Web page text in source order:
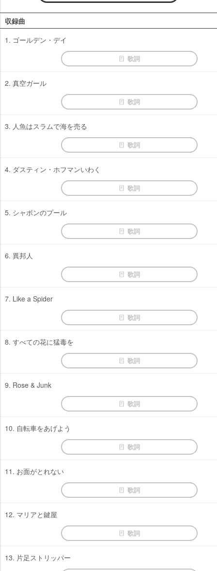
収録曲
1. ゴールデン・デイ
歌詞
2. 真空ガール
歌詞
3. 人魚はスラムで海を売る
歌詞
4. ダスティン・ホフマンいわく
歌詞
5. シャボンのプール
歌詞
6. 異邦人
歌詞
7. Like a Spider
歌詞
8. すべての花に猛毒を
歌詞
9. Rose & Junk
歌詞
10. 自転車をあげよう
歌詞
11. お面がとれない
歌詞
12. マリアと鍵屋
歌詞
13. 片足ストリッパー